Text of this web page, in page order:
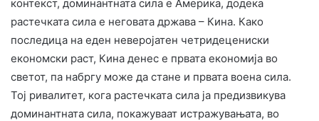
контекст, доминантната сила е Америка, додека
растечката сила е неговата држава – Кина. Како
последица на еден неверојатен четридецениски
економски раст, Кина денес е првата економија во
светот, па набргу може да стане и првата воена сила.
Тој ривалитет, кога растечката сила ја предизвикува
доминантната сила, покажуваат истражувањата, во